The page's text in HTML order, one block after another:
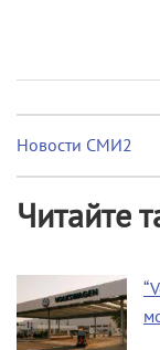
Новости СМИ2
Читайте